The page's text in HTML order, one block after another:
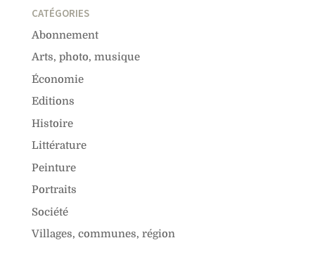
CATÉGORIES
Abonnement
Arts, photo, musique
Économie
Editions
Histoire
Littérature
Peinture
Portraits
Société
Villages, communes, région